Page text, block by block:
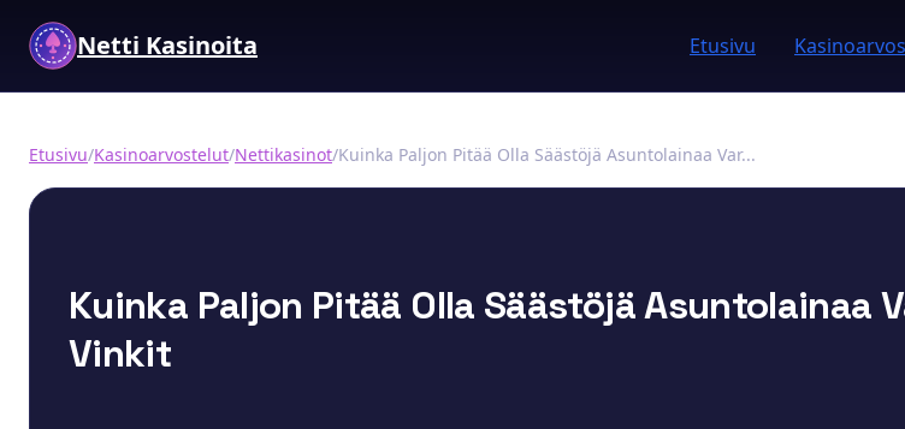
Netti Kasinoita Etusivu
Etusivu/Kasinoarvostelut/Nettikasinot/Kuinka Paljon Pitää Olla Säästöjä Asuntolainaa Var...
Kuinka Paljon Pitää Olla Säästöjä Asuntolainaa
Vinkit